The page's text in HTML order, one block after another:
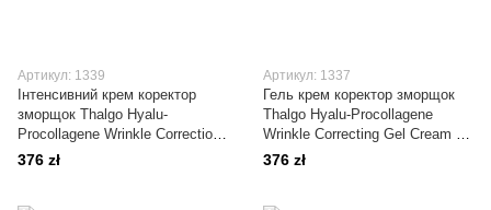
Артикул: 1339
Інтенсивний крем коректор
зморщок Thalgo Hyalu-
Procollagene Wrinkle Correction
Rich Cream 50 мл
376 zł
Артикул: 1337
Гель крем коректор зморщок
Thalgo Hyalu-Procollagene
Wrinkle Correcting Gel Cream 50
мл
376 zł